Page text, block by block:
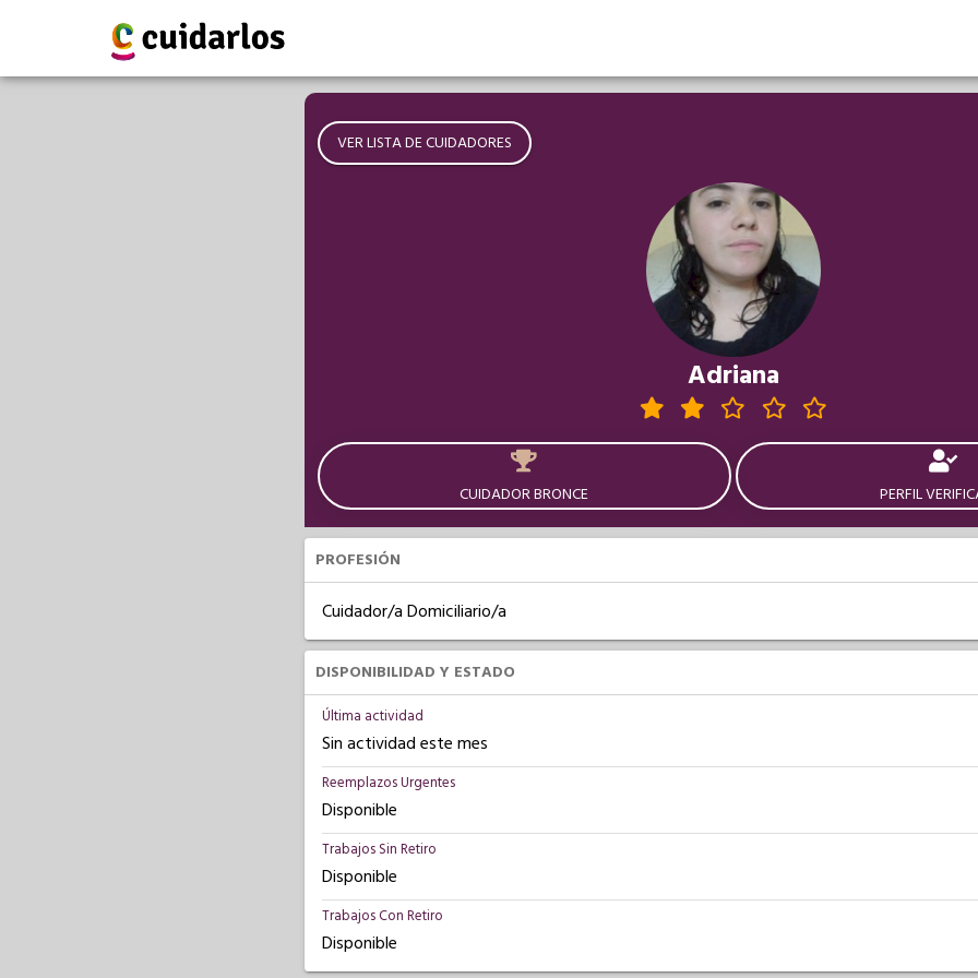
VER LISTA DE CUIDADORES
Adriana
CUIDADOR BRONCE PERFIL
PROFESIÓN
Cuidador/a Domiciliario/a
DISPONIBILIDAD Y ESTADO
Última actividad
Sin actividad este mes
Reemplazos Urgentes
Disponible
Trabajos Sin Retiro
Disponible
Trabajos Con Retiro
Disponible